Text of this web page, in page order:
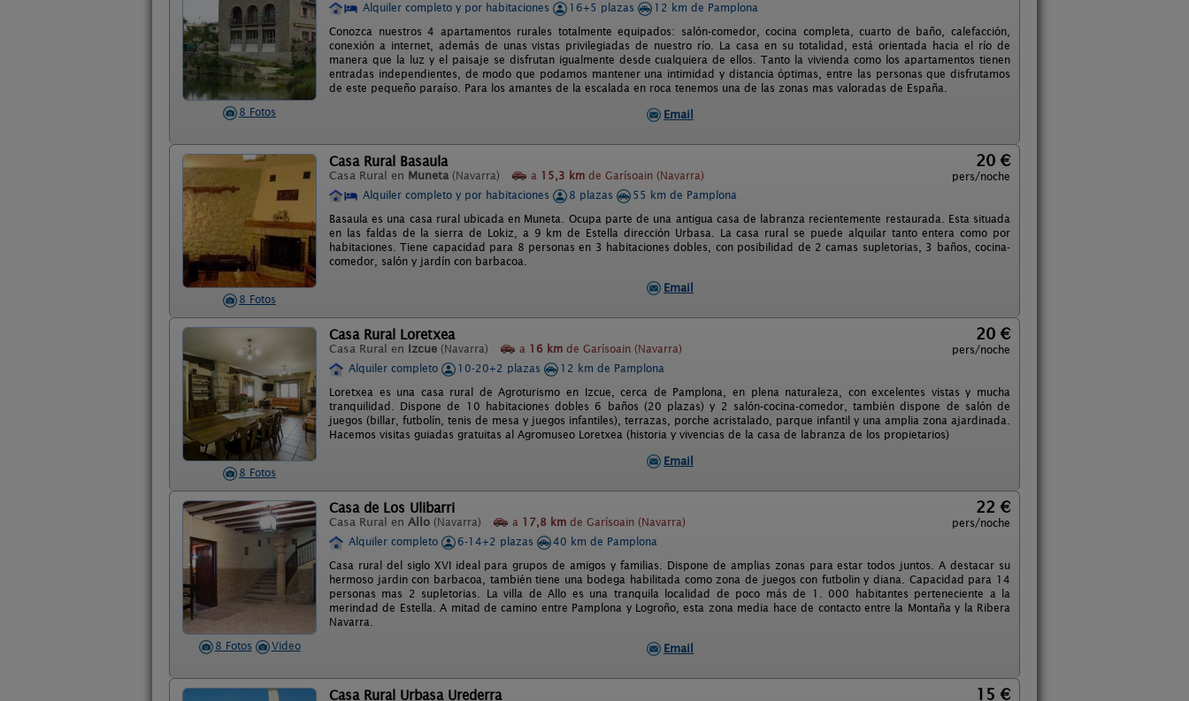
8 Fotos
Alquiler completo y por habitaciones
16+5 plazas
12 km de Pamplona
Conozca nuestros 4 apartamentos rurales totalmente equipados: salón-comedor, cocina completa, cuarto de baño, calefacción,
conexión a internet, además de unas vistas privilegiadas de nuestro río. La casa en su totalidad, está orientada hacia el río de
manera que la luz y el paisaje se disfrutan igualmente desde cualquiera de ellos. Tanto la vivienda como los apartamentos tienen
entradas independientes, de modo que podamos mantener una intimidad y distancia óptimas, entre las personas que disfrutamos
de este pequeño paraíso. Para los amantes de la escalada en roca tenemos una de las zonas mas valoradas de España.
Email
8 Fotos
Casa Rural Basaula
Casa Rural en Muneta (Navarra) a 15,3 km de Garísoain (Navarra)
20 €
pers/noche
Alquiler completo y por habitaciones
8 plazas
55 km de Pamplona
Basaula es una casa rural ubicada en Muneta. Ocupa parte de una antigua casa de labranza recientemente restaurada. Esta situada
en las faldas de la sierra de Lokiz, a 9 km de Estella dirección Urbasa. La casa rural se puede alquilar tanto entera como por
habitaciones. Tiene capacidad para 8 personas en 3 habitaciones dobles, con posibilidad de 2 camas supletorias, 3 baños, cocina-
comedor, salón y jardín con barbacoa.
Email
8 Fotos
Casa Rural Loretxea
Casa Rural en Izcue (Navarra) a 16 km de Garísoain (Navarra)
20 €
pers/noche
Alquiler completo
10-20+2 plazas
12 km de Pamplona
Loretxea es una casa rural de Agroturismo en Izcue, cerca de Pamplona, en plena naturaleza, con excelentes vistas y mucha
tranquilidad. Dispone de 10 habitaciones dobles 6 baños (20 plazas) y 2 salón-cocina-comedor, también dispone de salón de
juegos (billar, futbolín, tenis de mesa y juegos infantiles), terrazas, porche acristalado, parque infantil y una amplia zona ajardinada.
Hacemos visitas guiadas gratuitas al Agromuseo Loretxea (historia y vivencias de la casa de labranza de los propietarios)
Email
8 Fotos Video
Casa de Los Ulibarri
Casa Rural en Allo (Navarra) a 17,8 km de Garísoain (Navarra)
22 €
pers/noche
Alquiler completo
6-14+2 plazas
40 km de Pamplona
Casa rural del siglo XVI ideal para grupos de amigos y familias. Dispone de amplias zonas para estar todos juntos. A destacar su
hermoso jardin con barbacoa, también tiene una bodega habilitada como zona de juegos con futbolin y diana. Capacidad para 14
personas mas 2 supletorias. La villa de Allo es una tranquila localidad de poco más de 1. 000 habitantes perteneciente a la
merindad de Estella. A mitad de camino entre Pamplona y Logroño, esta zona media hace de contacto entre la Montaña y la Ribera
Navarra.
Email
Casa Rural Urbasa Urederra 15 €